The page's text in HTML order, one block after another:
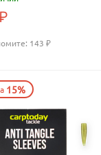
143 ₽
15%